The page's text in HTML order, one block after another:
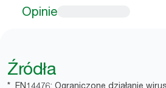
Opinie
Źródła
* EN14476: Ograniczone działanie